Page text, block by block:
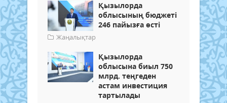
Қызылорда
облысының бюджеті
246 пайызға өсті
Жаңалықтар
Қызылорда
облысына биыл 750
млрд. теңгеден
астам инвестиция
тартылады